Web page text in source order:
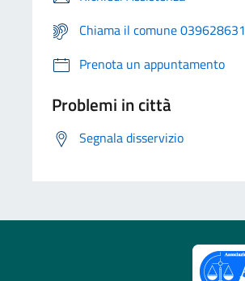
Chiama il comune 039628631
Prenota un appuntamento
Problemi in città
Segnala disservizio